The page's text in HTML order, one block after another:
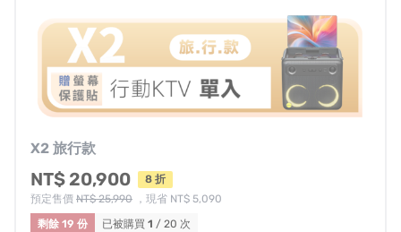
有效抑制背景噪音，清晰捕捉 你的聲音
自帶炫光舞台感！最懂營造氛圍的K歌神器！
版權歌曲自動更新
X2 旅行款
NT$ 20,900
8 折
預定售價 NT$ 25,990 ，現省 NT$ 5,090
剩餘 19 份
已被購買 1 / 20 次